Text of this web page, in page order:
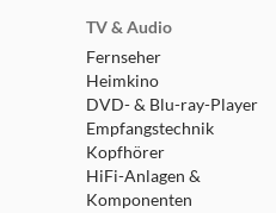
TV & Audio
Fernseher
Heimkino
DVD- & Blu-ray-Player
Empfangstechnik
Kopfhörer
HiFi-Anlagen &
Komponenten